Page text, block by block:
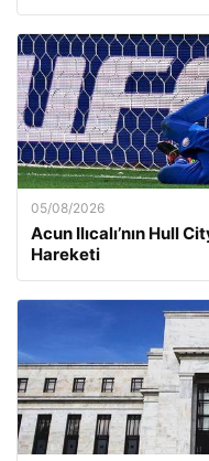
05/08/2026
Acun Ilıcalı’nın Hull
Hareketi